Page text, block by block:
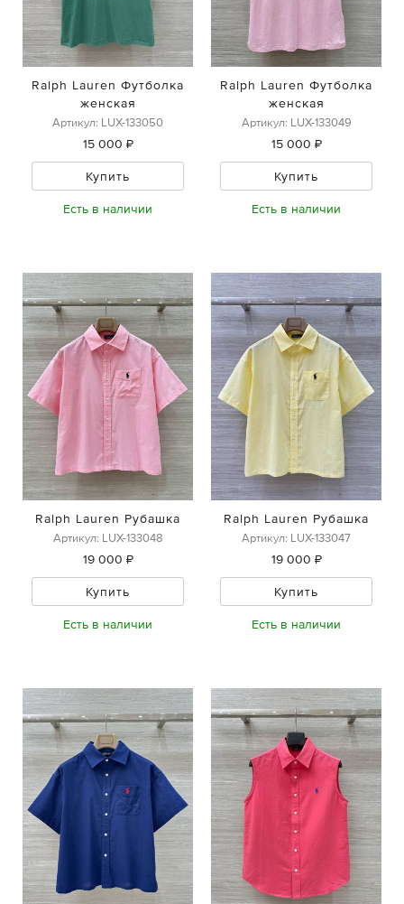
Ralph Lauren Футболка
женская
Артикул: LUX-133050
15 000 ₽
Купить
Есть в наличии
Ralph Lauren Футболка
женская
Артикул: LUX-133049
15 000 ₽
Купить
Есть в наличии
Ralph Lauren Рубашка
Артикул: LUX-133048
19 000 ₽
Купить
Есть в наличии
Ralph Lauren Рубашка
Артикул: LUX-133047
19 000 ₽
Купить
Есть в наличии